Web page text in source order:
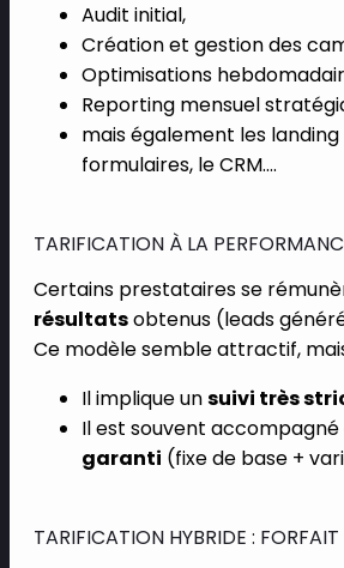
Audit initial,
Création et gestion des
Optimisations
Reporting mensuel
mais également les
formulaires, le CRM….
TARIFICATION À LA
Certains prestataires se
résultatsobtenus (leads
Ce modèle semble attractif,
Il implique unsuivi très
Il est souvent accompagné
garanti (fixe de base +
TARIFICATION HYBRIDE :